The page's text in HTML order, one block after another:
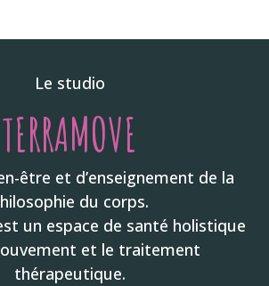
Le studio
TERRAMOVE
être et d’enseignement de la
du corps.
un espace de santé holistique
et le traitement
thérapeutique.